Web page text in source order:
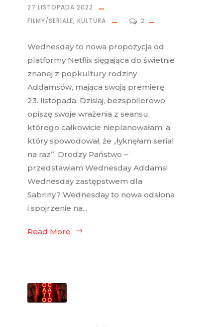
27 LISTOPADA 2022
FILMY/SERIALE, KULTURA 2
Wednesday to nowa propozycja od
platformy Netflix sięgająca do świetnie
znanej z popkultury rodziny
Addamsów, mająca swoją premierę
23. listopada. Dzisiaj, bezspoilerowo,
opiszę swoje wrażenia z seansu,
którego całkowicie nieplanowałam, a
który spowodował, że „łyknęłam serial
na raz”. Drodzy Państwo –
przedstawiam Wednesday Addams!
Wednesday zastępstwem dla
Sabriny? Wednesday to nowa odsłona
i spojrzenie na...
Read More